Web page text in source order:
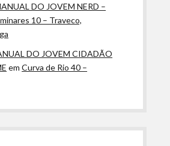
DO JOVEM NERD –
10 – Traveco,
DO JOVEM CIDADÃO
emCurva de Rio 40 –